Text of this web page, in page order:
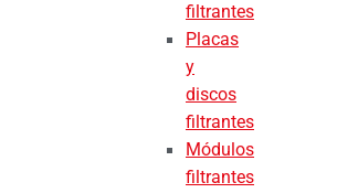
filtrantes
Placas
y
discos
filtrantes
Módulos
filtrantes